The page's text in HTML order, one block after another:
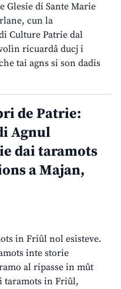
Glesie di Sante Marie
cun la
Culture Patrie dal
ricuardâ ducj i
tai agns si son dadis
de Patrie:
Agnul
dai taramots
a Majan,
in Friûl nol esisteve.
inte storie
al ripasse in mût
taramots in Friûl,